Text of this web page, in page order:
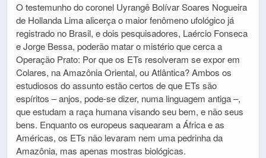
O testemunho do coronel Uyrangê Bolívar Soares Nogueira
de Hollanda Lima alicerça o maior fenômeno ufológico já
registrado no Brasil, e dois pesquisadores, Laércio Fonseca
e Jorge Bessa, poderão matar o mistério que cerca a
Operação Prato: Por que os ETs resolveram se expor em
Colares, na Amazônia Oriental, ou Atlântica? Ambos os
estudiosos do assunto estão certos de que ETs são
espíritos – anjos, pode-se dizer, numa linguagem antiga –,
que estudam a raça humana visando seu bem, e não seus
bens. Enquanto os europeus saquearam a África e as
Américas, os ETs não levaram nem uma pedrinha da
Amazônia, mas apenas mostras biológicas.